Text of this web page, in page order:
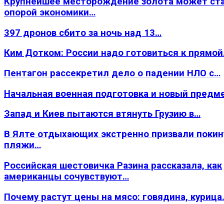
опорой экономики…
397 дронов сбито за ночь над 13…
Ким Дотком: России надо готовиться к
Пентагон рассекретил дело о падении НЛО с…
Начальная военная подготовка и новый
Запад и Киев пытаются втянуть Грузию в…
В Ялте отдыхающих экстренно призвали
пляжи…
Российская шестовичка Разина рассказала, как
американцы сочувствуют…
Почему растут цены на мясо: говядина,